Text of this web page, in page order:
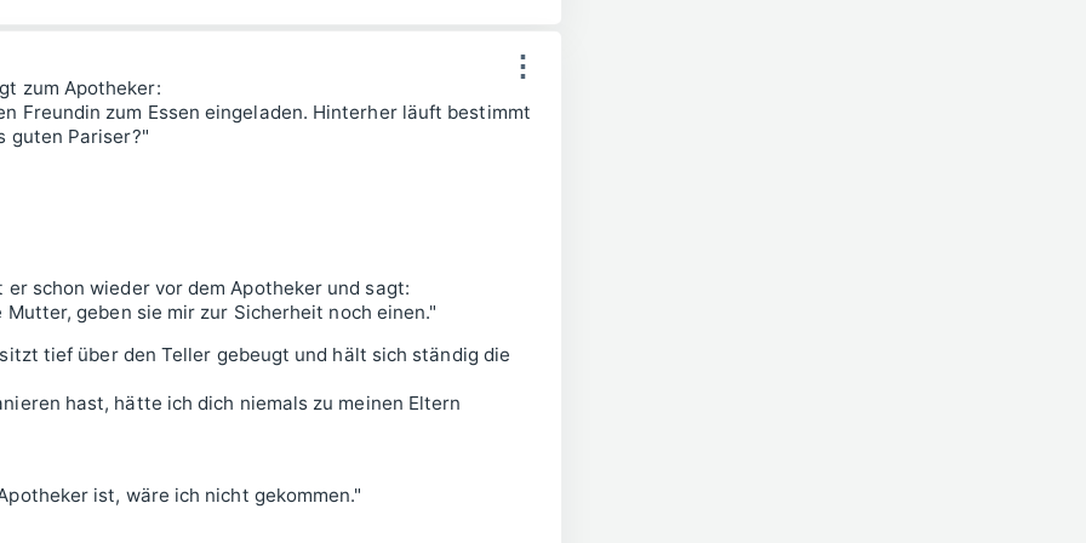
⋮
zum Apotheker:
Freundin zum Essen eingeladen. Hinterher läuft bestimmt
guten Pariser?"
schon wieder vor dem Apotheker und sagt:
geben sie mir zur Sicherheit noch einen."
tief über den Teller gebeugt und hält sich ständig die
hast, hätte ich dich niemals zu meinen Eltern
ist, wäre ich nicht gekommen."